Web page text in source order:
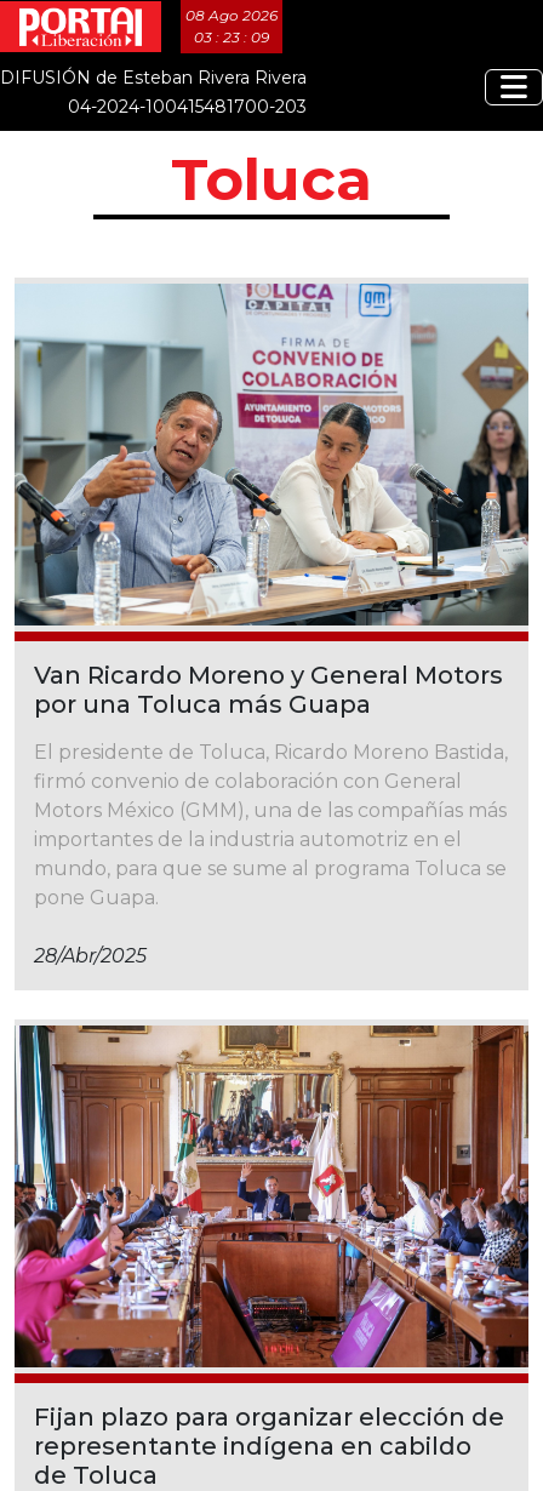
08 Ago 2026
03 : 23 : 12
DIFUSIÓN de Esteban Rivera Rivera
04-2024-100415481700-203
Toluca
Van Ricardo Moreno y General Motors
por una Toluca más Guapa
El presidente de Toluca, Ricardo Moreno Bastida,
firmó convenio de colaboración con General
Motors México (GMM), una de las compañías más
importantes de la industria automotriz en el
mundo, para que se sume al programa Toluca se
pone Guapa.
28/abr/2025
Fijan plazo para organizar elección de
representante indígena en cabildo
de Toluca